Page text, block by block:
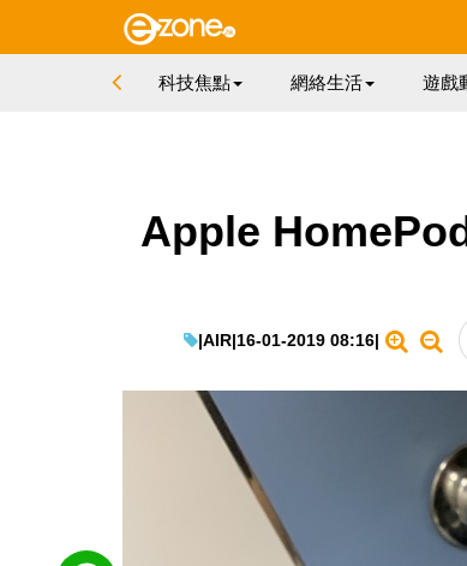
科技焦點 網絡生活 遊戲
Apple
|AIR|16-01-2019 08:16|